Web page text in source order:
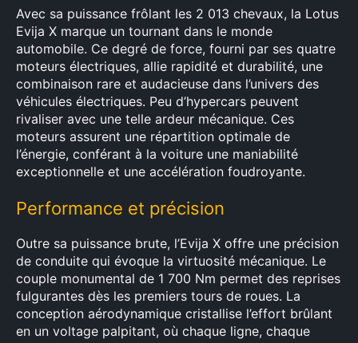
Avec sa puissance frôlant les 2 013 chevaux, la Lotus
Evija X marque un tournant dans le monde
automobile. Ce degré de force, fourni par ses quatre
moteurs électriques, allie rapidité et durabilité, une
combinaison rare et audacieuse dans l’univers des
véhicules électriques. Peu d’hypercars peuvent
rivaliser avec une telle ardeur mécanique. Ces
moteurs assurent une répartition optimale de
l’énergie, conférant à la voiture une maniabilité
exceptionnelle et une accélération foudroyante.
Performance et précision
Outre sa puissance brute, l’Evija X offre une précision
de conduite qui évoque la virtuosité mécanique. Le
couple monumental de 1 700 Nm permet des reprises
fulgurantes dès les premiers tours de roues. La
conception aérodynamique cristallise l’effort brûlant
en un voltage palpitant, où chaque ligne, chaque